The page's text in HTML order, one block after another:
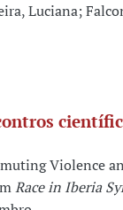
Luciana;
Violence
Race in Iberia